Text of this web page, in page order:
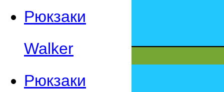
Рюкзаки
Walker
Рюкзаки